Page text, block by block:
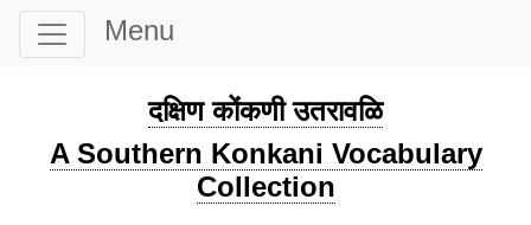
Menu
दक्षिण कोंकणी उतरावळि
A Southern Konkani Vocabulary
Collection